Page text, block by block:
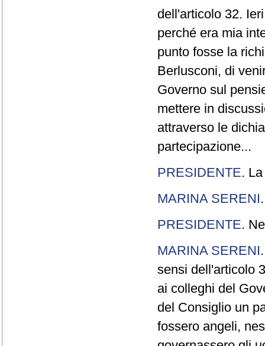
dell'articolo 32.
perché era mia
punto fosse la
Berlusconi, di
Governo sul
mettere in
attraverso le
partecipazione...
PRESIDENTE.
MARINA SERENI
PRESIDENTE.
MARINA SERENI
sensi dell'articolo
ai colleghi del
del Consiglio un
fossero angeli,